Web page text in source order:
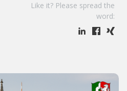
Like it? Please spread the
word: